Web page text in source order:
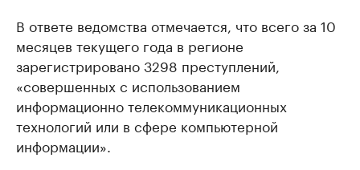
В ответе ведомства отмечается, что всего за 10
месяцев текущего года в регионе
зарегистрировано 3298 преступлений,
«совершенных с использованием
информационно телекоммуникационных
технологий или в сфере компьютерной
информации».